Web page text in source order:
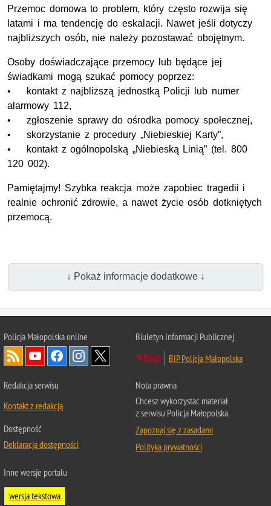
Przemoc domowa to problem, który często rozwija się
latami i ma tendencję do eskalacji. Nawet jeśli dotyczy
najbliższych osób, nie należy pozostawać obojętnym.
Osoby doświadczające przemocy lub będące jej
świadkami mogą szukać pomocy poprzez:
• kontakt z najbliższą jednostką Policji lub numer
alarmowy 112,
• zgłoszenie sprawy do ośrodka pomocy społecznej,
• skorzystanie z procedury „Niebieskiej Karty”,
• kontakt z ogólnopolską „Niebieską Linią” (tel. 800
120 002).
Pamiętajmy! Szybka reakcja może zapobiec tragedii i
realnie ochronić zdrowie, a nawet życie osób dotkniętych
przemocą.
↓ Pokaż informacje dodatkowe ↓
Policja Małopolska online
Biuletyn Informacji Publicznej
BIP Policja Małopolska
Redakcja serwisu
Kontakt z redakcją
Dostępność
Deklaracja dostępności
Nota prawna
Chcesz wykorzystać materiał
z serwisu Policja Małopolska.
Zapoznaj się z zasadami
Polityka prywatności
Inne wersje portalu
wersja tekstowa